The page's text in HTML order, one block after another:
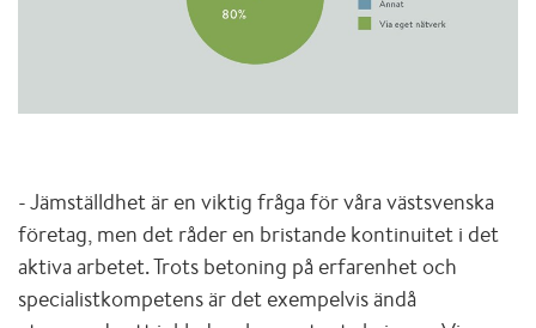
- Jämställdhet är en viktig fråga för våra västsvenska
företag, men det råder en bristande kontinuitet i det
aktiva arbetet. Trots betoning på erfarenhet och
specialistkompetens är det exempelvis ändå